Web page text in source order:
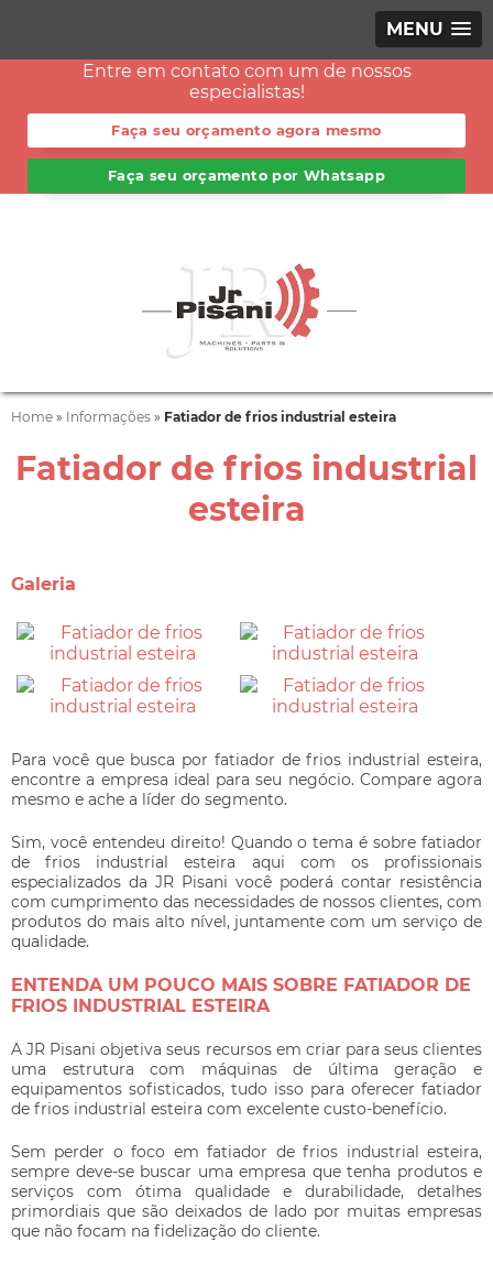
MENU
Entre em contato com um de nossos
especialistas!
Faça seu orçamento agora mesmo
Faça seu orçamento por Whatsapp
Home » Informações » Fatiador de frios industrial esteira
Fatiador de frios industrial
esteira
Galeria
Para você que busca por fatiador de frios industrial esteira,
encontre a empresa ideal para seu negócio. Compare agora
mesmo e ache a líder do segmento.
Sim, você entendeu direito! Quando o tema é sobre fatiador
de frios industrial esteira aqui com os profissionais
especializados da JR Pisani você poderá contar resistência
com cumprimento das necessidades de nossos clientes, com
produtos do mais alto nível, juntamente com um serviço de
qualidade.
ENTENDA UM POUCO MAIS SOBRE FATIADOR DE
FRIOS INDUSTRIAL ESTEIRA
A JR Pisani objetiva seus recursos em criar para seus clientes
uma estrutura com máquinas de última geração e
equipamentos sofisticados, tudo isso para oferecer fatiador
de frios industrial esteira com excelente custo-benefício.
Sem perder o foco emfatiador de frios industrial esteira,
sempre deve-se buscar uma empresa que tenha produtos e
serviços com ótima qualidade e durabilidade, detalhes
primordiais que são deixados de lado por muitas empresas
que não focam na fidelização do cliente.